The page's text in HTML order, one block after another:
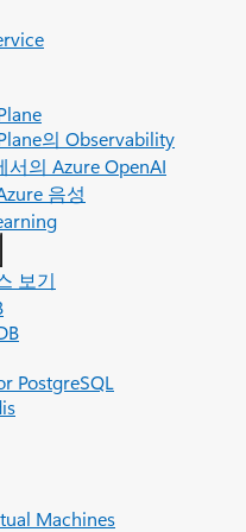
의 Observability
서의 Azure OpenAI
음성
보기
PostgreSQL
Machines